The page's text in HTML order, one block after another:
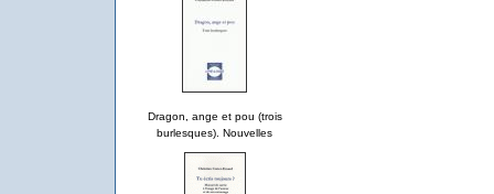
Dragon, ange et pou (trois
burlesques). Nouvelles